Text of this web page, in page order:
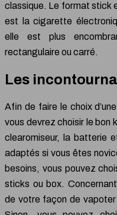
classique. Le format stick
est la cigarette
elle est plus
rectangulaire ou carré.
Les
Afin de faire le choix
vous devrez choisir le bon
clearomiseur, la batterie
adaptés si vous êtes
besoins, vous pouvez
sticks ou box.
de votre façon de vapoter